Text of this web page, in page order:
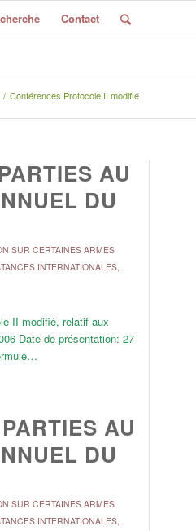
Contact
/ Conférences Protocole II modifié
AU
DU
SUR CERTAINES ARMES
INTERNATIONALES,
II modifié, relatif aux
Date de présentation: 27
AU
DU
SUR CERTAINES ARMES
INTERNATIONALES,